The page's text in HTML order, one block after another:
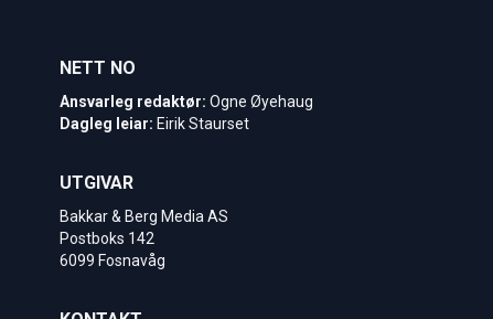
NETT NO
Ansvarleg redaktør: Ogne Øyehaug
Dagleg leiar: Eirik Staurset
UTGIVAR
Bakkar & Berg Media AS
Postboks 142
6099 Fosnavåg